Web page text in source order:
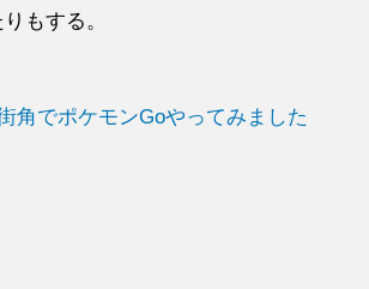
もする。
角でポケモンGoやってみました